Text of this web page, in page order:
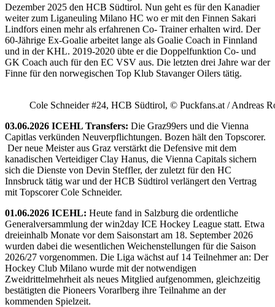
Dezember 2025 den HCB Südtirol. Nun geht es für den Kanadier
weiter zum Liganeuling Milano HC wo er mit den Finnen Sakari
Lindfors einen mehr als erfahrenen Co- Trainer erhalten wird. Der
60-Jährige Ex-Goalie arbeitet lange als Goalie Coach in Finnland
und in der KHL. 2019-2020 übte er die Doppelfunktion Co- und
GK Coach auch für den EC VSV aus. Die letzten drei Jahre war der
Finne für den norwegischen Top Klub Stavanger Oilers tätig.
Cole Schneider #24, HCB Südtirol, © Puckfans.at / Andreas
03.06.2026 ICEHL Transfers: Die Graz99ers und die Vienna
Capitlas verkünden Neuverpflichtungen. Bozen hält den Topscorer.
Der neue Meister aus Graz verstärkt die Defensive mit dem
kanadischen Verteidiger Clay Hanus, die Vienna Capitals sichern
sich die Dienste von Devin Steffler, der zuletzt für den HC
Innsbruck tätig war und der HCB Südtirol verlängert den Vertrag
mit Topscorer Cole Schneider.
01.06.2026 ICEHL: Heute fand in Salzburg die ordentliche
Generalversammlung der win2day ICE Hockey League statt. Etwa
dreieinhalb Monate vor dem Saisonstart am 18. September 2026
wurden dabei die wesentlichen Weichenstellungen für die Saison
2026/27 vorgenommen. Die Liga wächst auf 14 Teilnehmer an: Der
Hockey Club Milano wurde mit der notwendigen
Zweidrittelmehrheit als neues Mitglied aufgenommen, gleichzeitig
bestätigten die Pioneers Vorarlberg ihre Teilnahme an der
kommenden Spielzeit.